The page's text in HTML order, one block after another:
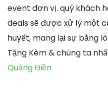
event đơn vị. quý khách
deals sẽ được xử lý một
huyết, mang lại sự bằng
Tặng Kèm & chúng ta
Quảng Điền